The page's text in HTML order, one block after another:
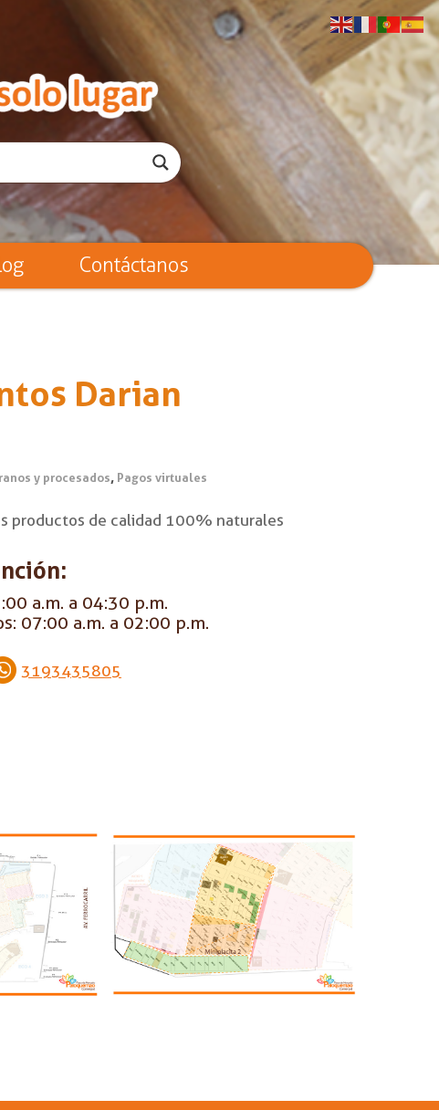
Contáctanos
Darian
y procesados, Pagos virtuales
productos de calidad 100% naturales
a.m. a 04:30 p.m.
07:00 a.m. a 02:00 p.m.
3193435805